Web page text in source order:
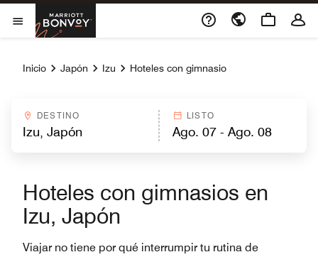
Skip to Content
Abrir el menú
Marriott Bonvoy
Inicio Japón Izu Hoteles con gimnasio
DESTINO LISTO
Hoteles con gimnasios en
Izu, Japón
Viajar no tiene por qué interrumpir tu rutina de